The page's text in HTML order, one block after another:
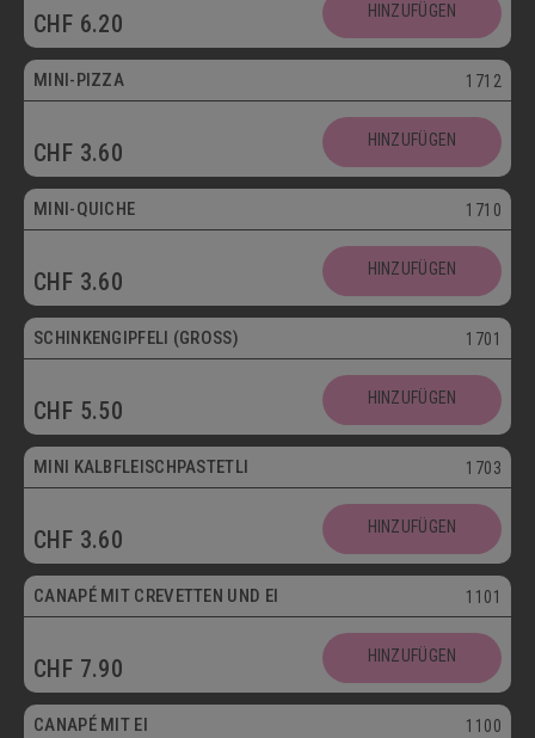
CHF 6.20 HINZUFÜGEN
Mini
MINI-PIZZA 1712
CHF 3.60 HINZUFÜGEN
Mini
MINI-QUICHE 1710
CHF 3.60 HINZUFÜGEN
SCHINKENGIPFELI (GROSS) 1701
CHF 5.50 HINZUFÜGEN
Mini
MINI KALBFLEISCHPASTETLI 1703
CHF 3.60 HINZUFÜGEN
CANAPÉ MIT CREVETTEN UND EI 1101
CHF 7.90 HINZUFÜGEN
Vegetarisch
CANAPÉ MIT EI 1100